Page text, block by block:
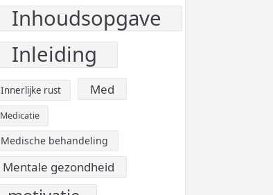
Inhoudsopgave
Inleiding
Innerlijke rust Med
Medicatie
Medische behandeling
Mentale gezondheid